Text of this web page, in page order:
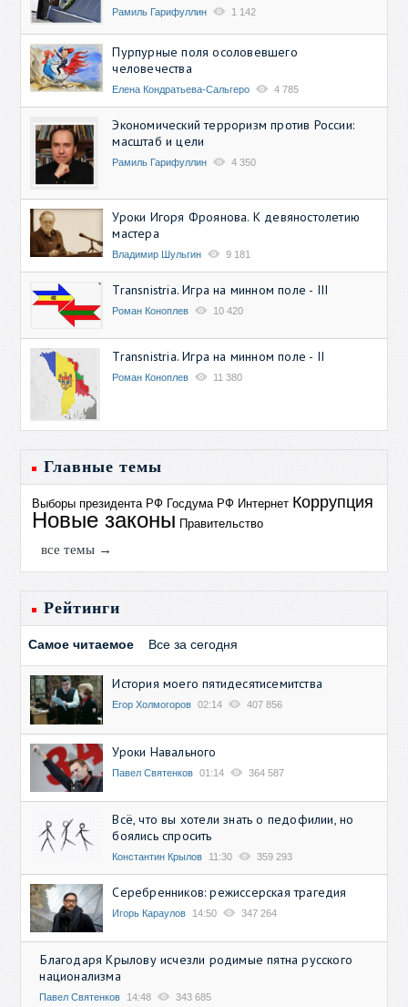
Рамиль Гарифуллин 1 142
Пурпурные поля осоловевшего
человечества
Елена Кондратьева-Сальгеро 4 785
Экономический терроризм против России:
масштаб и цели
Рамиль Гарифуллин 4 350
Уроки Игоря Фроянова. К девяностолетию
мастера
Владимир Шульгин 9 181
Transnistria. Игра на минном поле - III
Роман Коноплев 10 420
Transnistria. Игра на минном поле - II
Роман Коноплев 11 380
Главные темы
Выборы президента РФ Госдума РФ Интернет Коррупция
Новые законы Правительство
все темы →
Рейтинги
Самое читаемое Все за сегодня
История моего пятидесятисемитства
Егор Холмогоров 02:14 407 856
Уроки Навального
Павел Святенков 01:14 364 587
Всё, что вы хотели знать о педофилии, но
боялись спросить
Константин Крылов 11:30 359 293
Серебренников: режиссерская трагедия
Игорь Караулов 14:50 347 264
Благодаря Крылову исчезли родимые пятна русского
национализма
Павел Святенков 14:48 343 685